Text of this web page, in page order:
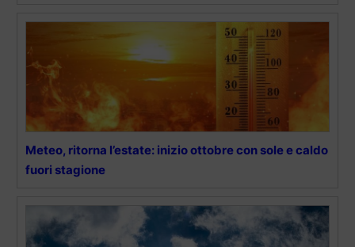
Meteo, ritorna l’estate: inizio ottobre con sole e caldo
fuori stagione